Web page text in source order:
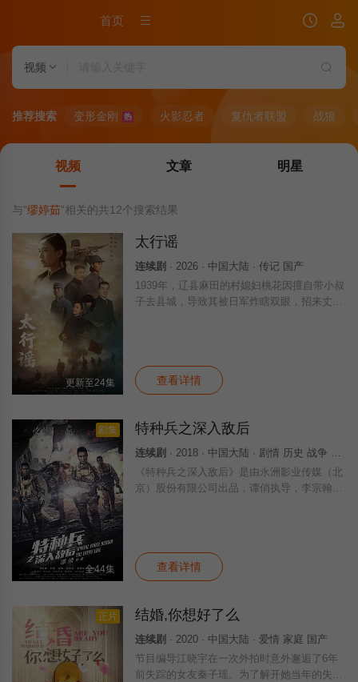
首页
视频
推荐搜索 变形金刚 热 火影忍者 复仇者联盟 战狼
视频 文章 明星
与“缪婷茹”相关的共12个搜索结果
更新至24集
太行谣
连续剧 · 2026 · 中国大陆 · 传记 国产
1939年，辽县麻田的村媳妇桃花因擅自带小叔
子去县城，导致其被日军炸瞎双眼，招来丈夫
查看详情
剧集
全44集
特种兵之深入敌后
连续剧 · 2018 · 中国大陆 · 剧情 历史 战争 国产
《特种兵之深入敌后》是由永洲影业传媒（北
京）股份有限公司出品，谭俏执导，李宗翰领
查看详情
正片 结婚,你想好了么
连续剧 · 2020 · 中国大陆 · 爱情 家庭 国产
节目编导江晓宇在一次外拍时意外邂逅了6年
前失踪的女友秦子瑶。为了解开她当年的失踪